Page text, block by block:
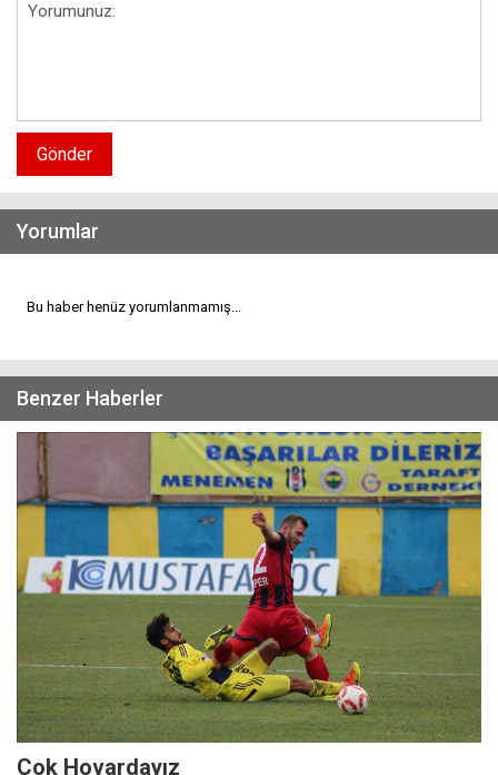
Gönder
Yorumlar
Bu haber henüz yorumlanmamış...
Benzer Haberler
Çok Hovardayız